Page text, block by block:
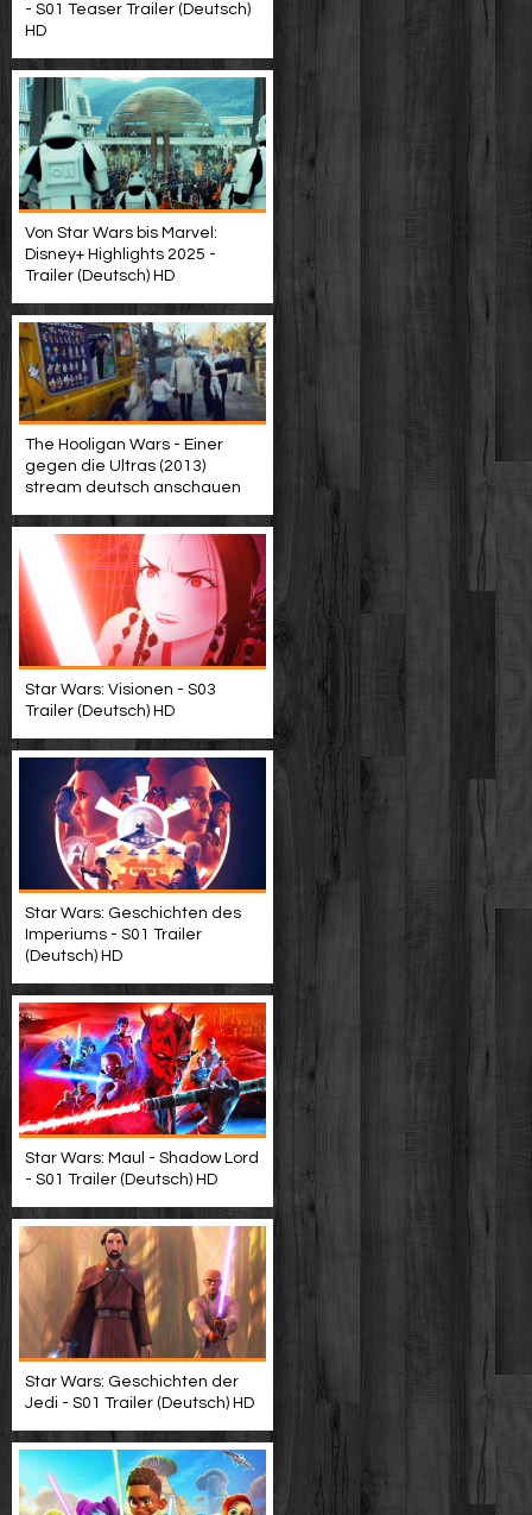
- S01 Teaser Trailer (Deutsch)
HD
Von Star Wars bis Marvel:
Disney+ Highlights 2025 -
Trailer (Deutsch) HD
The Hooligan Wars - Einer
gegen die Ultras (2013)
stream deutsch anschauen
Star Wars: Visionen - S03
Trailer (Deutsch) HD
Star Wars: Geschichten des
Imperiums - S01 Trailer
(Deutsch) HD
Star Wars: Maul - Shadow Lord
- S01 Trailer (Deutsch) HD
Star Wars: Geschichten der
Jedi - S01 Trailer (Deutsch) HD